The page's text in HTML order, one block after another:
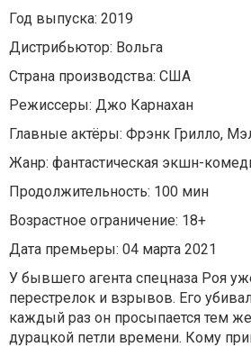
Год выпуска: 2019
Дистрибьютор: Вольга
Страна производства: США
Режиссеры: Джо Карнахан
Главные актёры: Фрэнк Грилло,
Жанр: фантастическая экшн-
Продолжительность: 100 мин
Возрастное ограничение: 18+
Дата премьеры: 04 марта 2021
У бывшего агента спецназа Роя
перестрелок и взрывов. Его
каждый раз он просыпается тем
дурацкой петли времени. Кому